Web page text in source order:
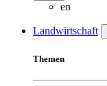
en
Landwirtschaft
Themen